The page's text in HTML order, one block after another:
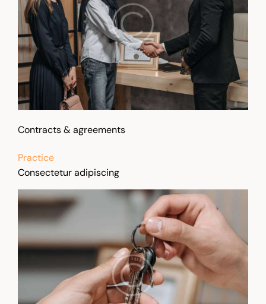
Contracts & agreements
Practice
Consectetur adipiscing